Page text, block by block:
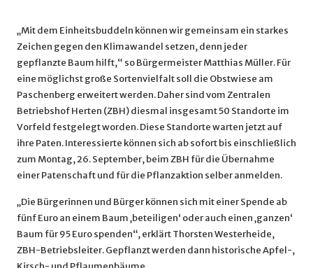
„Mit dem Einheitsbuddeln können wir gemeinsam ein starkes
Zeichen gegen den Klimawandel setzen, denn jeder
gepflanzte Baum hilft,“ so Bürgermeister Matthias Müller. Für
eine möglichst große Sortenvielfalt soll die Obstwiese am
Paschenberg erweitert werden. Daher sind vom Zentralen
Betriebshof Herten (ZBH) diesmal insgesamt 50 Standorte im
Vorfeld festgelegt worden. Diese Standorte warten jetzt auf
ihre Paten. Interessierte können sich ab sofort bis einschließlich
zum Montag, 26. September, beim ZBH für die Übernahme
einer Patenschaft und für die Pflanzaktion selber anmelden.
„Die Bürgerinnen und Bürger können sich mit einer Spende ab
fünf Euro an einem Baum ‚beteiligen‘ oder auch einen ‚ganzen‘
Baum für 95 Euro spenden“, erklärt Thorsten Westerheide,
ZBH-Betriebsleiter. Gepflanzt werden dann historische Apfel-,